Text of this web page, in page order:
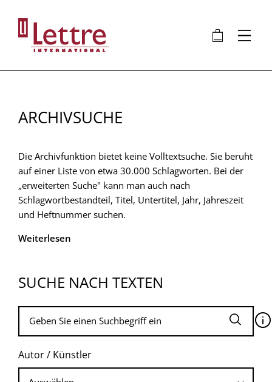
Inhalt
🛍 ⋮
ARCHIVSUCHE
Die Archivfunktion bietet keine Volltextsuche. Sie beruht
auf einer Liste von etwa 30.000 Schlagworten. Bei der
„erweiterten Suche" kann man auch nach
Schlagwortbestandteil, Titel, Untertitel, Jahr, Jahreszeit
und Heftnummer suchen.
Weiterlesen
SUCHE NACH TEXTEN
🛈
Autor / Künstler